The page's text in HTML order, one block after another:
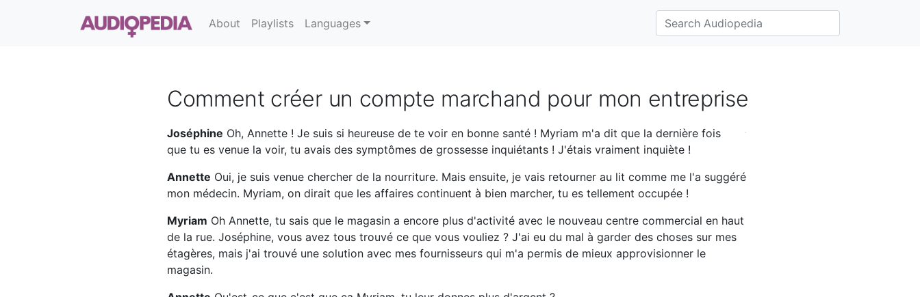
About Playlists Languages
Comment créer un compte marchand pour mon entreprise
Joséphine Oh, Annette ! Je suis si heureuse de te voir en bonne santé ! Myriam m'a dit que la dernière fois
que tu es venue la voir, tu avais des symptômes de grossesse inquiétants ! J'étais vraiment inquiète !
Annette Oui, je suis venue chercher de la nourriture. Mais ensuite, je vais retourner au lit comme me l'a suggéré
mon médecin. Myriam, on dirait que les affaires continuent à bien marcher, tu es tellement occupée !
Myriam Oh Annette, tu sais que le magasin a encore plus d'activité avec le nouveau centre commercial en haut
de la rue. Joséphine, vous avez tous trouvé ce que vous vouliez ? J'ai eu du mal à garder des choses sur mes
étagères, mais j'ai trouvé une solution avec mes fournisseurs qui m'a permis de mieux approvisionner le
magasin.